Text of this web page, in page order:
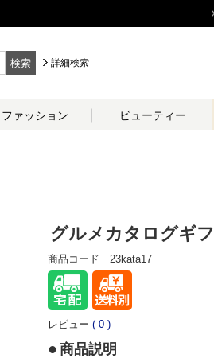
検索 詳細検索
ファッション ビューティー
グルメカタログギ
商品コード 23kata17
レビュー ( 0 )
商品説明